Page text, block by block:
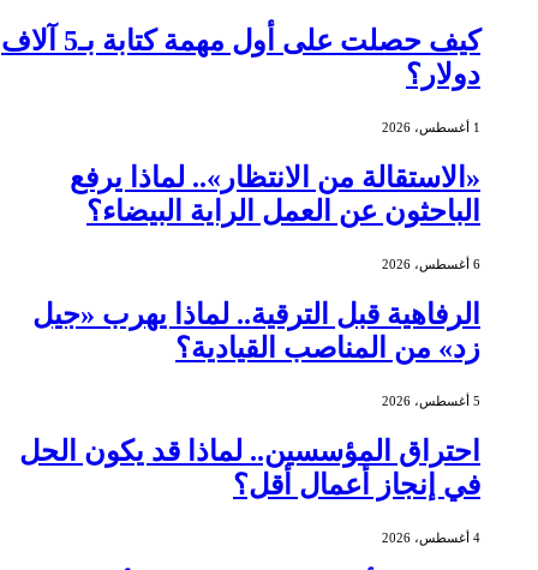
كيف حصلت على أول مهمة كتابة بـ5 آلاف
دولار؟
1 أغسطس، 2026
«الاستقالة من الانتظار».. لماذا يرفع
الباحثون عن العمل الراية البيضاء؟
6 أغسطس، 2026
الرفاهية قبل الترقية.. لماذا يهرب «جيل
زد» من المناصب القيادية؟
5 أغسطس، 2026
احتراق المؤسسين.. لماذا قد يكون الحل
في إنجاز أعمال أقل؟
4 أغسطس، 2026